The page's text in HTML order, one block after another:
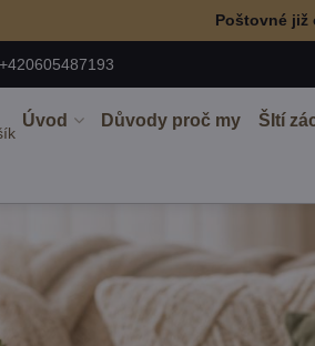
Poštovné již
+420605487193
Úvod Důvody proč my ŠItí